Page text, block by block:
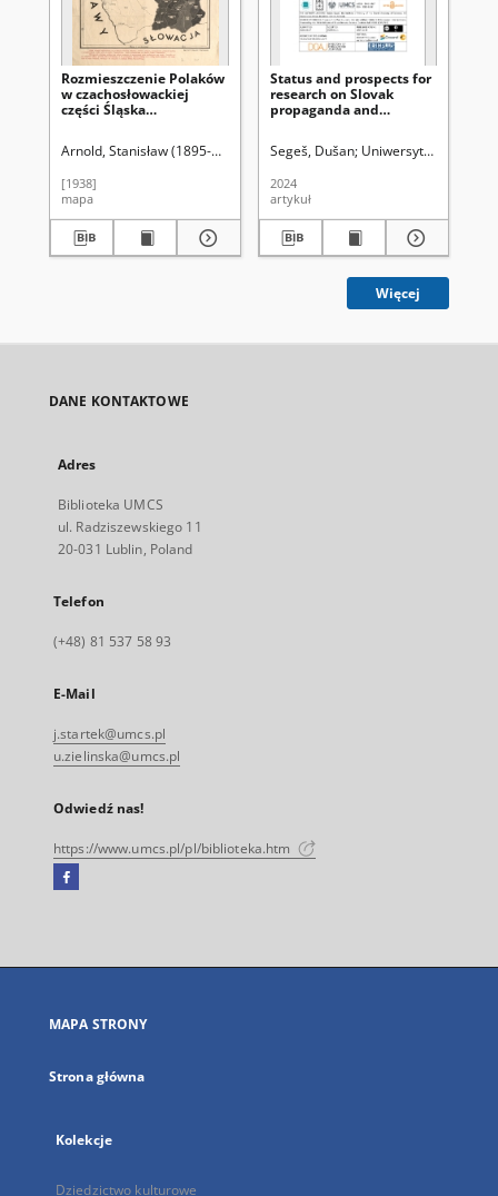
Rozmieszczenie Polaków
w czachosłowackiej
części Śląska
danych ze spisu z dn. 1
Arnold, Stanisław (1895-1973)
[1938]
mapa
Status and prospects for
research on Slovak
propaganda and
Polish-German relations
(October 1938–December
1939)
Segeš, Dušan Uniwersytet Marii
2024
artykuł
Więcej
DANE KONTAKTOWE
Adres
Biblioteka UMCS
ul. Radziszewskiego 11
20-031 Lublin, Poland
Telefon
(+48) 81 537 58 93
E-Mail
j.startek@umcs.pl
u.zielinska@umcs.pl
Odwiedź nas!
https://www.umcs.pl/pl/biblioteka.htm
Facebook
się
karcie
MAPA STRONY
Strona główna
Kolekcje
Dziedzictwo kulturowe